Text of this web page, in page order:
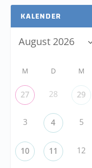
KALENDER
M D M
27 28 29
3 4 5
10 11 12